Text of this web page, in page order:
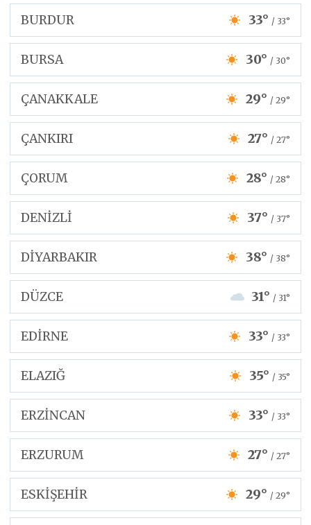
BURDUR 33° / 33°
BURSA 30° / 30°
ÇANAKKALE 29° / 29°
ÇANKIRI 27° / 27°
ÇORUM 28° / 28°
DENİZLİ 37° / 37°
DİYARBAKIR 38° / 38°
DÜZCE 31° / 31°
EDİRNE 33° / 33°
ELAZIĞ 35° / 35°
ERZİNCAN 33° / 33°
ERZURUM 27° / 27°
ESKİŞEHİR 29° / 29°